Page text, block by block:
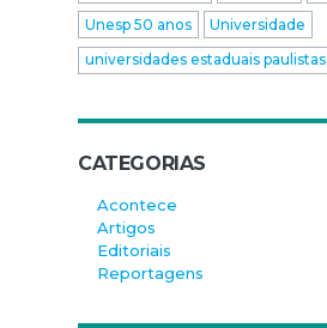
Unesp 50 anos
Universidade
universidades estaduais paulistas
CATEGORIAS
Acontece
Artigos
Editoriais
Reportagens